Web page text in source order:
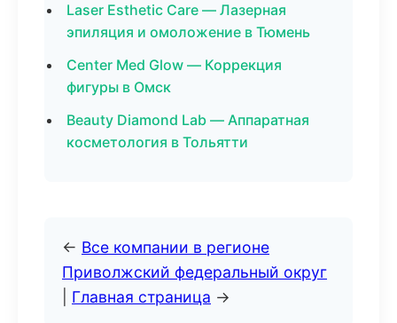
Laser Esthetic Care — Лазерная
эпиляция и омоложение в Тюмень
Center Med Glow — Коррекция
фигуры в Омск
Beauty Diamond Lab — Аппаратная
косметология в Тольятти
← Все компании в регионе
Приволжский федеральный округ
Главная страница →